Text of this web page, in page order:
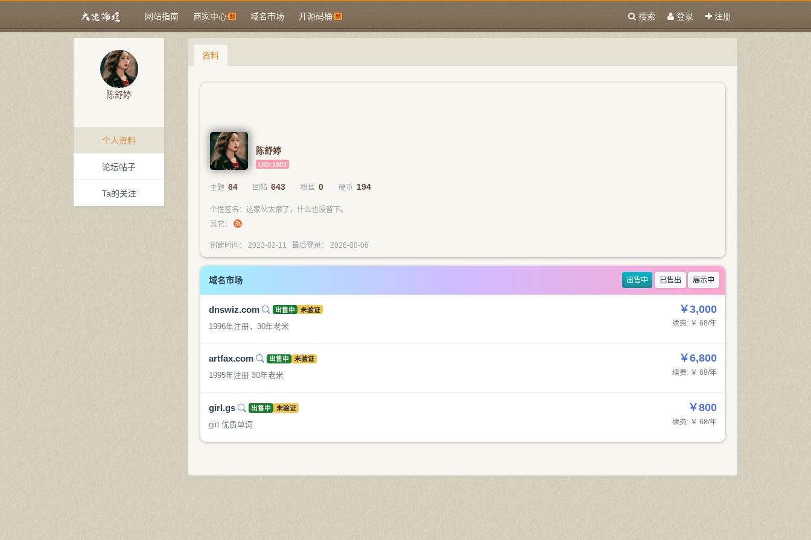
网站指南 商家中心 域名市场 开源码桶 搜索 登录 注册
陈舒婷
个人资料
论坛帖子
Ta的关注
资料
陈舒婷
UID:1803
主题 64 回帖 643 粉丝 0 硬币 194
个性签名：这家伙太懒了，什么也没留下。
其它：
创建时间： 2023-02-11 最后登录： 2026-08-06
域名市场 出售中 已售出 展示中
dnswiz.com 出售中 未验证
1996年注册，30年老米
￥3,000
续费: ￥ 68/年
artfax.com 出售中 未验证
1995年注册 30年老米
￥6,800
续费: ￥ 68/年
girl.gs 出售中 未验证
girl 优质单词
￥800
续费: ￥ 68/年